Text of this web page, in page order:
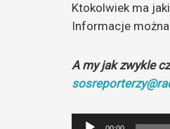
Ktokolwiek ma
Informacje
A my jak zwykle
Odtwarzacz